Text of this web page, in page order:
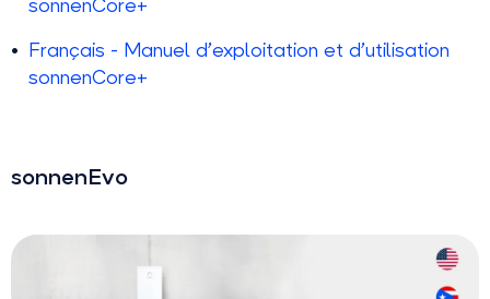
sonnenCore+
Français - Manuel d’exploitation et d’utilisation
sonnenCore+
sonnenEvo